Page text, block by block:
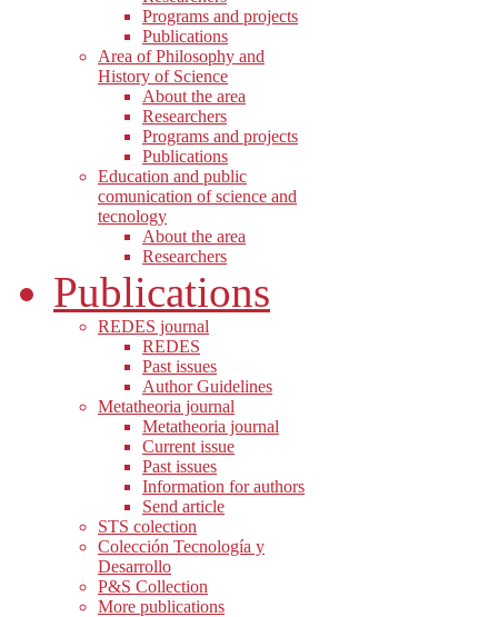
Programs and projects
Publications
Area of Philosophy and
History of Science
About the area
Researchers
Programs and projects
Publications
Education and public
comunication of science and
tecnology
About the area
Researchers
Publications
REDES journal
REDES
Past issues
Author Guidelines
Metatheoria journal
Metatheoria journal
Current issue
Past issues
Information for authors
Send article
STS colection
Colección Tecnología y
Desarrollo
P&S Collection
More publications